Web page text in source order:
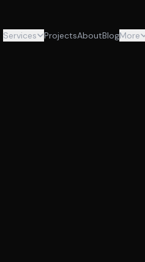
Services ProjectsAboutBlogMore